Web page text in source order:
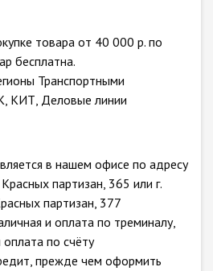
товара от 40 000 р. по
бесплатна.
Транспортными
КИТ, Деловые линии
в нашем офисе по адресу
партизан, 365 или г.
партизан, 377
и оплата по треминалу,
оплата по счёту
прежде чем оформить